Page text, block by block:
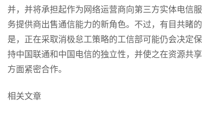
并，并将承担起作为网络运营商向第三方实体电信服
务提供商出售通信能力的新角色。不过，有目共睹的
是，正在采取消极怠工策略的工信部可能仍会决定保
持中国联通和中国电信的独立性，并使之在资源共享
方面紧密合作。
相关文章